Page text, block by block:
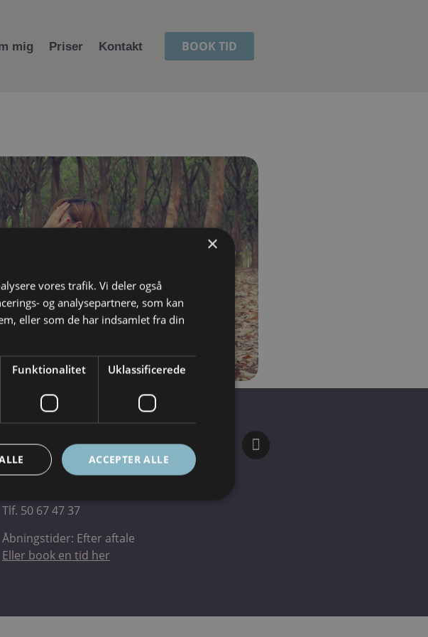
mig Priser Kontakt BOOK TID
Bredegade 24 1. sal
Tlf. 50 67 47 37
Åbningstider: Efter aftale
Eller book en tid her
×
vores trafik. Vi deler også
og analysepartnere, som kan
eller som de har indsamlet fra din
Funktionalitet Uklassificerede
ACCEPTER ALLE